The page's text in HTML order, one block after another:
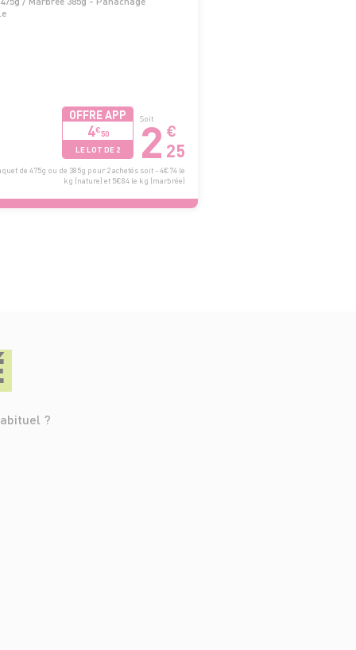
OFFRE APP
4€50
LE LOT DE 2
Soit
2 €
25
de 475g ou de 385g pour 2 achetés soit - 4€74 le
kg (nature) et 5€84 le kg (marbrée)
?